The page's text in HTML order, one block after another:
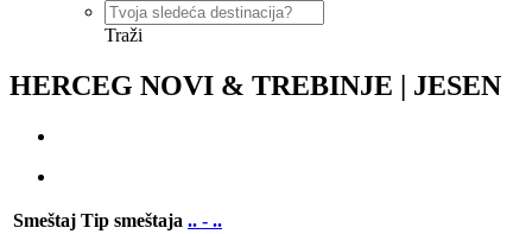
Traži
HERCEG NOVI & TREBINJE | JESEN
Smeštaj Tip smeštaja .. - ..